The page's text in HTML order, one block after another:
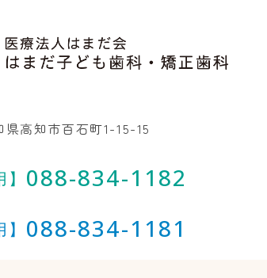
県高知市百石町1-15-15
088-834-1182
088-834-1181